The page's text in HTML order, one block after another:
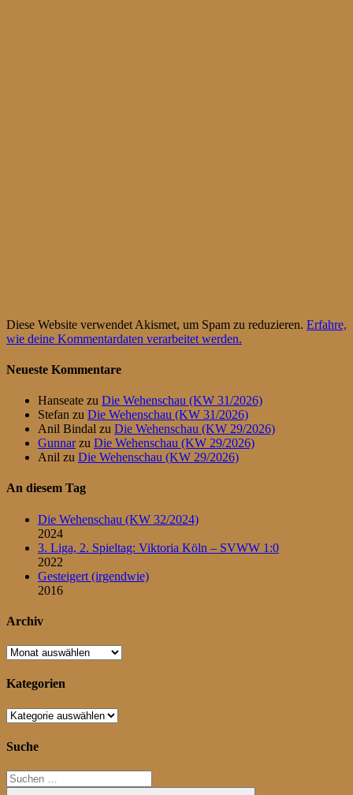
Diese Website verwendet Akismet, um Spam zu reduzieren. Erfahre,
wie deine Kommentardaten verarbeitet werden.
Neueste Kommentare
Hanseate zu Die Wehenschau (KW 31/2026)
Stefan zu Die Wehenschau (KW 31/2026)
Anil Bindal zu Die Wehenschau (KW 29/2026)
Gunnarzu Die Wehenschau (KW 29/2026)
Anil zu Die Wehenschau (KW 29/2026)
An diesem Tag
Die Wehenschau (KW 32/2024)
2024
3. Liga, 2. Spieltag: Viktoria Köln – SVWW 1:0
2022
Gesteigert (irgendwie)
2016
Archiv
Archiv
Kategorien
Kategorien
Suche
Suchen
nach: